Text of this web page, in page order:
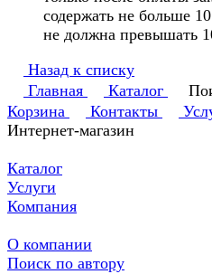
содержать не больше
не должна превышать
Назад к списку
Главная
Каталог
Корзина
Контакты
Интернет-магазин
Каталог
Услуги
Компания
О компании
Поиск по автору